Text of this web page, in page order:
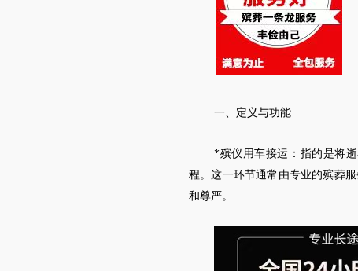
一、定义与功能
*殡仪用车接运：指的是将
程。这一环节通常由专业的殡葬
和尊严。